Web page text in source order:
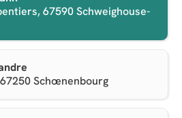
67590 Schweighouse-
Schœnenbourg